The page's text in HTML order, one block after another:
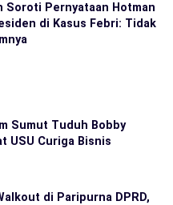
Soroti Pernyataan Hotman
di Kasus Febri: Tidak
Sumut Tuduh Bobby
USU Curiga Bisnis
di Paripurna DPRD,